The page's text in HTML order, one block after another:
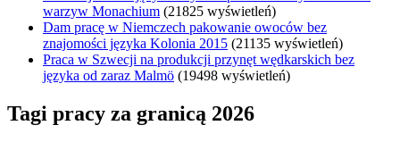
warzyw Monachium (21825 wyświetleń)
Dam pracę w Niemczech pakowanie owoców bez
znajomości języka Kolonia 2015 (21135 wyświetleń)
Praca w Szwecji na produkcji przynęt wędkarskich bez
języka od zaraz Malmö (19498 wyświetleń)
Tagi pracy za granicą 2026